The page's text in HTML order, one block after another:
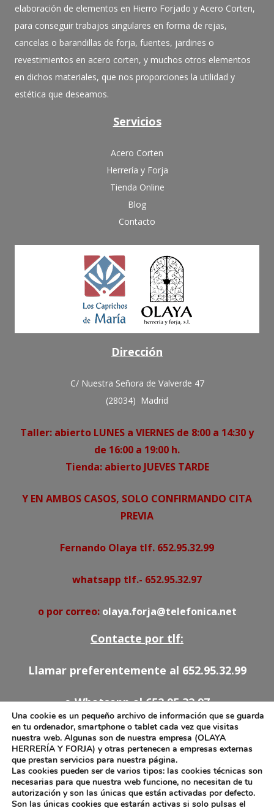
elaboración de elementos en Hierro Forjado y Acero Corten,
para conseguir trabajos singulares en forma de rejas,
cancelas o barandillas de forja, fuentes, jardines o
revestimientos en acero corten, y muchos otros elementos
en dichos materiales, que nos proporciones la utilidad y
estética que deseamos.
Servicios
Acero Corten
Herrería y Forja
Tienda Online
Blog
Contacto
Dirección
C/ Nuestra Señora de Valverde 47
(28034) Madrid
Taller: abierto LUNES a VIERNES de 8:00 a 14:30 y
de 16:00 a 19:00 h.
Tienda: abierto JUEVES TARDE
Y EN AMBOS CASOS, SOLO CONFIRMANDO CITA
PREVIA
Fernando Olaya tlf. 652.95.32.99
whatsapp tlf.- 652.95.32.97
o por correo: olaya.forja@telefonica.net
Contacte por tlf:
Llamar preferentemente al 652.95.32.99
o Whatsapp al 652.95.32.97
91.527.54.78
652.95.32.97
olaya.forja@telefonica.net
Una cookie es un pequeño archivo de información que se guarda
en tu ordenador, smartphone o tablet cada vez que visitas
nuestra web. Algunas son de nuestra empresa (OLAYA
HERRERÍA Y FORJA) y otras pertenecen a empresas externas
que prestan servicios para nuestra página.
Las cookies pueden ser de varios tipos: las cookies técnicas son
necesarias para que nuestra web funcione, no necesitan de tu
autorización y son las únicas que están activadas por defecto.
Son las únicas cookies que estarán activas si solo pulsas el